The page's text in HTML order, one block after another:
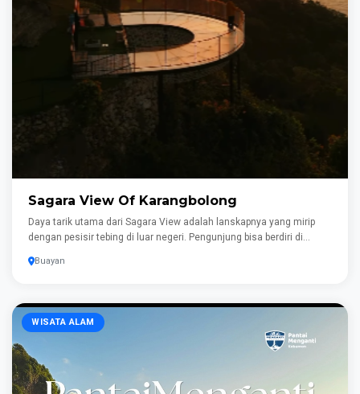
Sagara View Of Karangbolong
Daya tarik utama dari Sagara View adalah lanskapnya yang mirip
dengan pesisir tebing di luar negeri. Pengunjung bisa berdiri di
laut yang segar dan suara deburan ombak yang menenangkan. Bagi
spot foto balon udara, serta area pandang Puncak Jengger yang
menawarkan pemandangan matahari terbit dan terbenam
Buayan
WISATA ALAM